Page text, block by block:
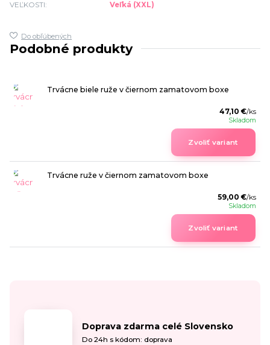
VEĽKOSTI:
Veľká (XXL)
Do obľúbených
Podobné produkty
Trvácne biele ruže v čiernom zamatovom boxe
47,10 €/ks
Skladom
Zvoliť variant
Trvácne ruže v čiernom zamatovom boxe
59,00 €/ks
Skladom
Zvoliť variant
Doprava zdarma celé Slovensko
Do 24h s kódom: doprava